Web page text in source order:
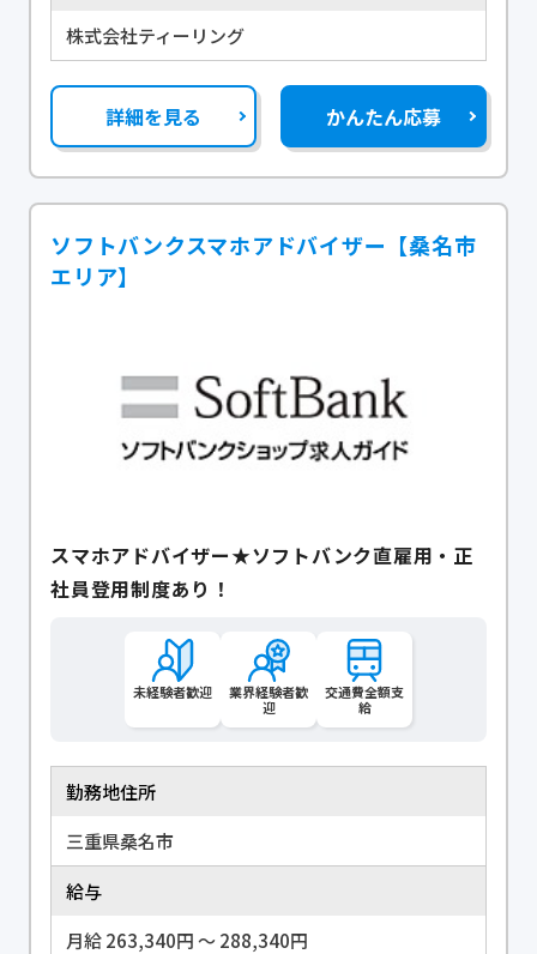
株式会社ティーリング
詳細を見る かんたん応募
ソフトバンクスマホアドバイザー【桑名市
エリア】
スマホアドバイザー★ソフトバンク直雇用・正
社員登用制度あり！
未経験者歓迎
業界経験者歓
迎
交通費全額支
給
勤務地住所
三重県桑名市
給与
月給 263,340円 〜 288,340円